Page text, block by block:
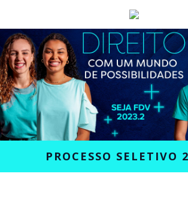
PROCESSO SELETIVO